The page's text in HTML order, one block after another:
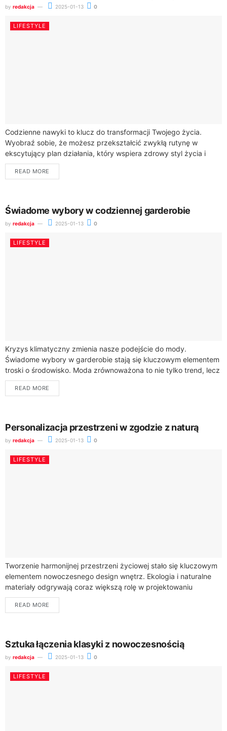
by redakcja 2025-01-13 0
LIFESTYLE
Codzienne nawyki to klucz do transformacji Twojego życia.
Wyobraź sobie, że możesz przekształcić zwykłą rutynę w
ekscytujący plan działania, który wspiera zdrowy styl życia i
podnosi Twoją produktywność.Statystyki pokazują, że...
READ MORE
Świadome wybory w codziennej garderobie
by redakcja 2025-01-13 0
LIFESTYLE
Kryzys klimatyczny zmienia nasze podejście do mody.
Świadome wybory w garderobie stają się kluczowym elementem
troski o środowisko. Moda zrównoważona to nie tylko trend, lecz
odpowiedzialne działanie wobec naszej planety.Ekologia...
READ MORE
Personalizacja przestrzeni w zgodzie z naturą
by redakcja 2025-01-13 0
LIFESTYLE
Tworzenie harmonijnej przestrzeni życiowej stało się kluczowym
elementem nowoczesnego design wnętrz. Ekologia i naturalne
materiały odgrywają coraz większą rolę w projektowaniu
mieszkań, które nie tylko zachwycają estetyką, ale również
pozytywnie...
READ MORE
Sztuka łączenia klasyki z nowoczesnością
by redakcja 2025-01-13 0
LIFESTYLE